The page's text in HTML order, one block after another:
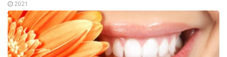
2021